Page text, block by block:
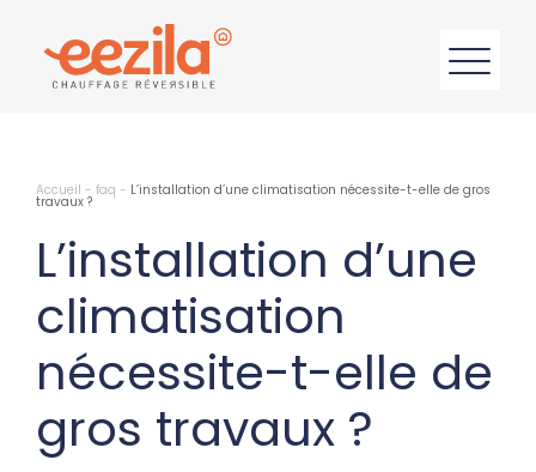
Accueil - faq - L’installation d’une climatisation nécessite-t-elle de gros
travaux ?
L’installation d’une
climatisation
nécessite-t-elle de
gros travaux ?